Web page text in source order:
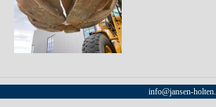
info@jansen-